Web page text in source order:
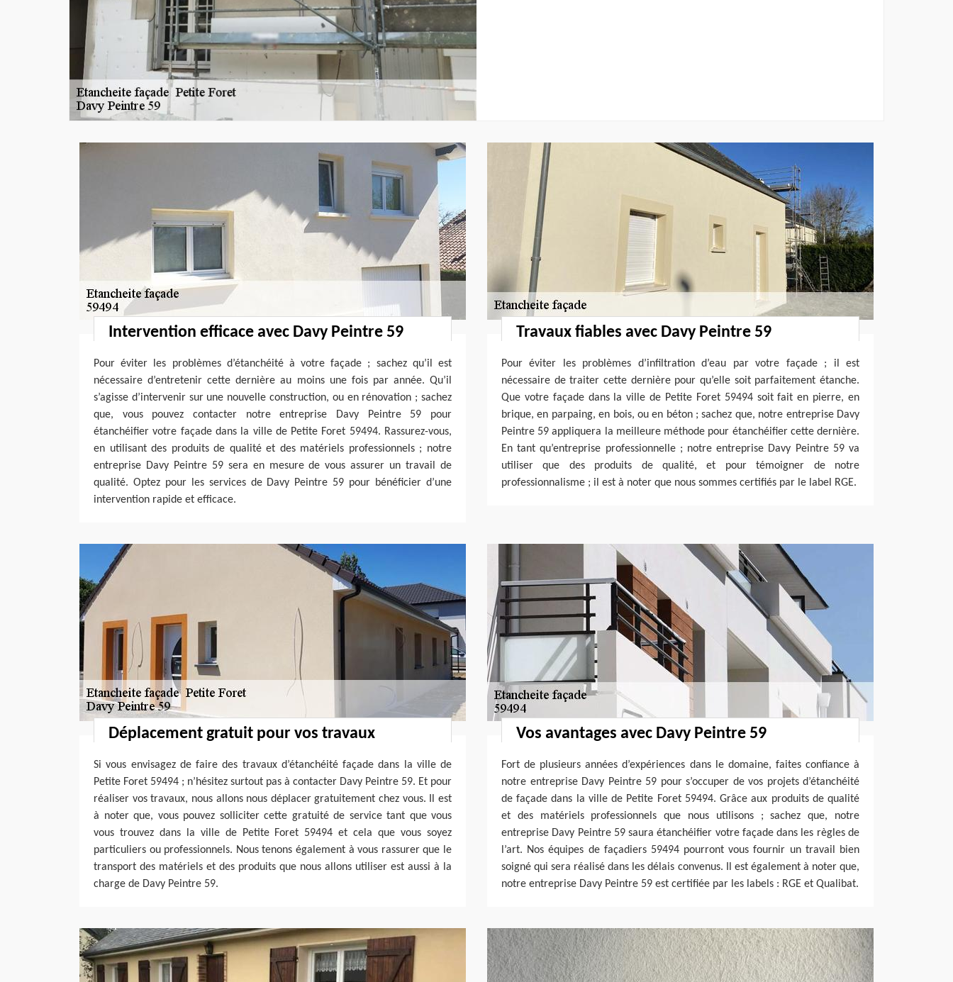
Intervention efficace avec Davy Peintre 59
Pour éviter les problèmes d’étanchéité à votre façade ; sachez qu’il est
nécessaire d’entretenir cette dernière au moins une fois par année. Qu’il
s’agisse d’intervenir sur une nouvelle construction, ou en rénovation ; sachez
que, vous pouvez contacter notre entreprise Davy Peintre 59 pour
étanchéifier votre façade dans la ville de Petite Foret 59494. Rassurez-vous,
en utilisant des produits de qualité et des matériels professionnels ; notre
entreprise Davy Peintre 59 sera en mesure de vous assurer un travail de
qualité. Optez pour les services de Davy Peintre 59 pour bénéficier d’une
intervention rapide et efficace.
Travaux fiables avec Davy Peintre 59
Pour éviter les problèmes d’infiltration d’eau par votre façade ; il est
nécessaire de traiter cette dernière pour qu’elle soit parfaitement étanche.
Que votre façade dans la ville de Petite Foret 59494 soit fait en pierre, en
brique, en parpaing, en bois, ou en béton ; sachez que, notre entreprise Davy
Peintre 59 appliquera la meilleure méthode pour étanchéifier cette dernière.
En tant qu’entreprise professionnelle ; notre entreprise Davy Peintre 59 va
utiliser que des produits de qualité, et pour témoigner de notre
professionnalisme ; il est à noter que nous sommes certifiés par le label RGE.
Déplacement gratuit pour vos travaux
Si vous envisagez de faire des travaux d’étanchéité façade dans la ville de
Petite Foret 59494 ; n’hésitez surtout pas à contacter Davy Peintre 59. Et pour
réaliser vos travaux, nous allons nous déplacer gratuitement chez vous. Il est
à noter que, vous pouvez solliciter cette gratuité de service tant que vous
vous trouvez dans la ville de Petite Foret 59494 et cela que vous soyez
particuliers ou professionnels. Nous tenons également à vous rassurer que le
transport des matériels et des produits que nous allons utiliser est aussi à la
charge de Davy Peintre 59.
Vos avantages avec Davy Peintre 59
Fort de plusieurs années d’expériences dans le domaine, faites confiance à
notre entreprise Davy Peintre 59 pour s’occuper de vos projets d’étanchéité
de façade dans la ville de Petite Foret 59494. Grâce aux produits de qualité
et des matériels professionnels que nous utilisons ; sachez que, notre
entreprise Davy Peintre 59 saura étanchéifier votre façade dans les règles de
l’art. Nos équipes de façadiers 59494 pourront vous fournir un travail bien
soigné qui sera réalisé dans les délais convenus. Il est également à noter que,
notre entreprise Davy Peintre 59 est certifiée par les labels : RGE et Qualibat.